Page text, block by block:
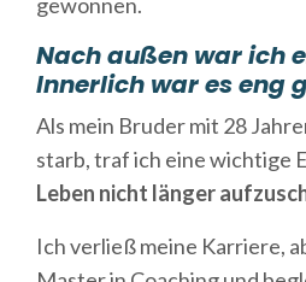
Nach außen war ich
Innerlich war es eng
Als mein Bruder mit 28
starb, traf ich eine wichtige
Leben nicht länger
Ich verließ meine Karriere,